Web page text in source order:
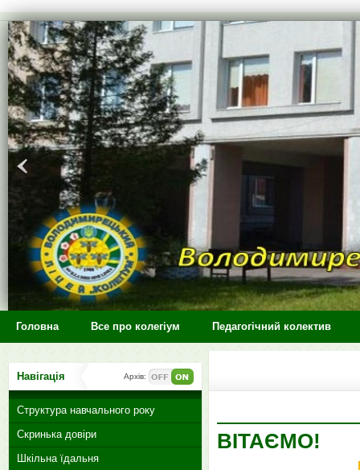
>
Головна Все про колегіум Педагогічний колектив
ВІТАЄМО!
Навігація Архів:
Структура навчального року
Скринька довіри
Шкільна їдальня